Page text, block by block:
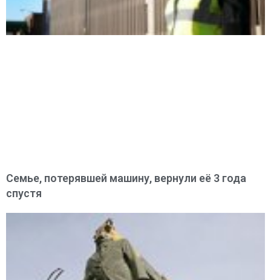
Семье, потерявшей машину, вернули её 3 года
спустя